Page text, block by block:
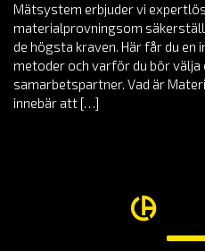
Mätsystem erbjuder vi
materialprovningsom
de högsta kraven. Här får du en
metoder och varför du bör välja
samarbetspartner. Vad är
innebär att […]